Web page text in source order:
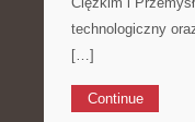
technologiczny
[…]
Continue